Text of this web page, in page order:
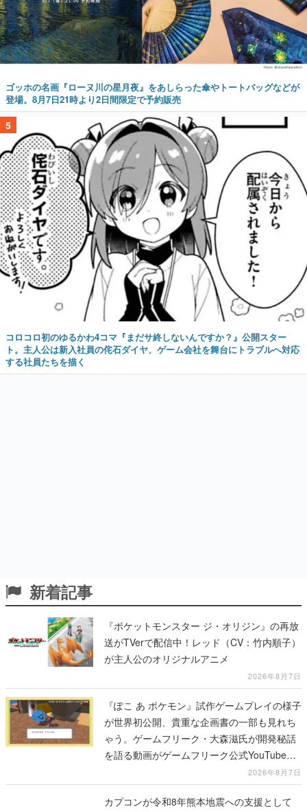
ゴッホの名画『ローヌ川の星月夜』をあしらった傘やトートバッグなどが
登場。8月7日21時より2日間限定で予約販売
5
コロコロ初のゆるかわ4コマ『まだサ終しないんですか？』公開スター
ト。主人公は新入社員の侘石ダイヤ、ゲーム会社を舞台にトラブルへ対応
する社員たちを描く
新着記事
『ポケットモンスター ジ・オリジン』の再放
送がTVerで配信中！レッド（CV：竹内順子）
が主人公のオリジナルアニメ
2026年8月7日
『ぽこ あ ポケモン』試作ゲームプレイの様子
が世界初公開、貴重な企画書の一部も見れち
ゃう。ゲームフリーク・大森滋氏が開発秘話
を語る動画がゲームフリーク公式YouTubeで
2026年8月7日
カプコンが令和8年熊本地震への支援として